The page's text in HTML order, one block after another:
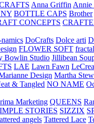
Anna Griffin Annie
BOTTLE CAPS Brother
CONCEPTS
DoCrafts Dolce arti
FLOWER SOFT
Bowlin Studio Jillibean
LAE Lawn Fawn
Design Martha
& Tangled NO NAME
Marketing QUEENS
STORIES SIZZIX
angels Tattered Lace